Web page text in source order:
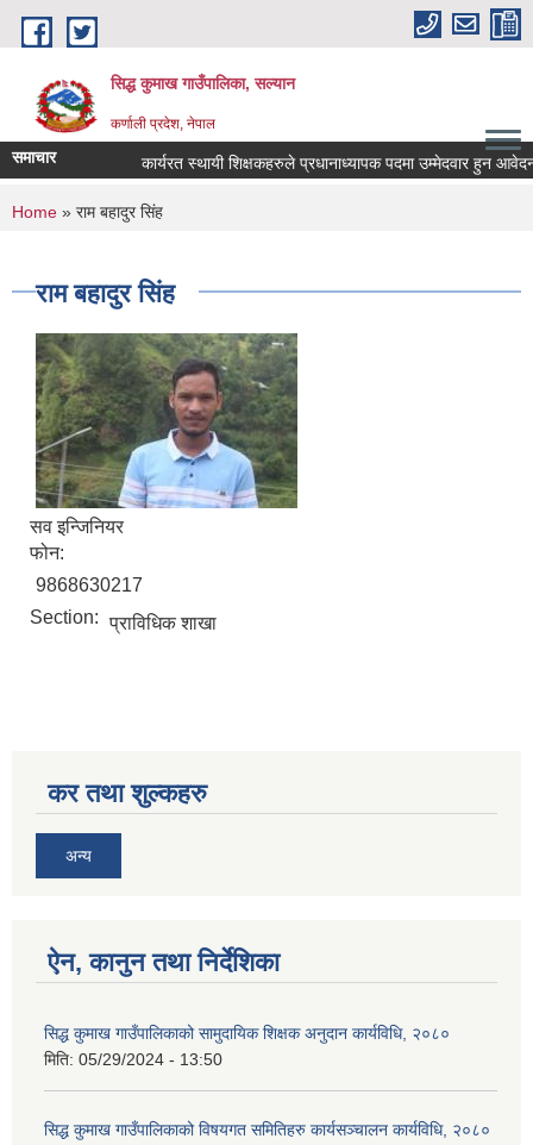
Skip to main content
सिद्ध कुमाख गाउँपालिका, सल्यान
कर्णाली प्रदेश, नेपाल
समाचार कार्यरत स्थायी शिक्षकहरुले प्रधानाध्यापक पदमा उम्मेदवार हुन आवेदन
You are here
Home » राम बहादुर सिंह
राम बहादुर सिंह
सव इन्जिनियर
फोन:
9868630217
Section: प्राविधिक शाखा
कर तथा शुल्कहरु
अन्य
ऐन, कानुन तथा निर्देशिका
सिद्ध कुमाख गाउँपालिकाको सामुदायिक शिक्षक अनुदान कार्यविधि, २०८०
मिति: 05/29/2024 - 13:50
सिद्ध कुमाख गाउँपालिकाको विषयगत समितिहरु कार्यसञ्चालन कार्यविधि, २०८०